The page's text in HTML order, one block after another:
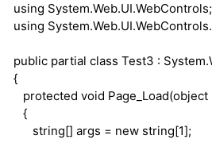
using System.Web.UI.WebControls;
using
public partial class Test3 :
{
protected void Page_Load(object
{
string[] args = new string[1];